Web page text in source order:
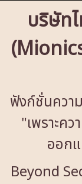
บริษัท
ฟังก์ชั่นควา
"เพราะค
ออก
Beyond